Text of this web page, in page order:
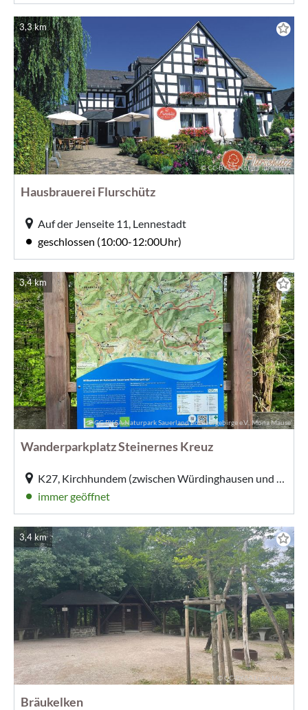
© CC-BY-SA Hotel Flurschütz
3,3 km
Hausbrauerei Flurschütz
Auf der Jenseite 11, Lennestadt
geschlossen (10:00-12:00Uhr)
© CC-BY-SA Naturpark Sauerland Rothaargebirge e.V., Mona Mause
3,4 km
Wanderparkplatz Steinernes Kreuz
K27, Kirchhundem (zwischen Würdinghausen und Saalhauseb)
immer geöffnet
© CC-BY-SA Luisa Möser
3,4 km
Bräukelken